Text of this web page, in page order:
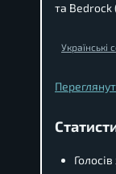
та Bedrock